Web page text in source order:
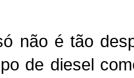
não é tão
de diesel